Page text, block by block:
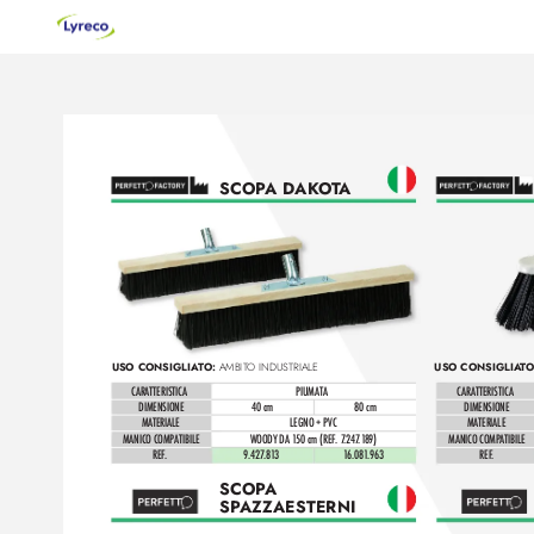
USO CONSIGLIATO: AMBITO INDUSTRIALE USO CONSIGLIA
SCOPA DAKOTA
SCOPA
SPAZZAESTERNI
CARATTERISTICA
PIUMATA
DIMENSIONE
40 cm 80 cm
MATERIALE
LEGNO + PVC
MANICO COMPATIBILE WOODY DA 150 cm (REF. 7.247.189)
REF. 9.427.813 16.081.963
CARATTERISTICA
DIMENSIONE
MATERIALE
MANICO COMPATIBILE
REF.